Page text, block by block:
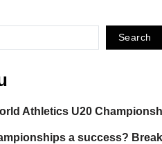
Search
Athletics U20
a success?